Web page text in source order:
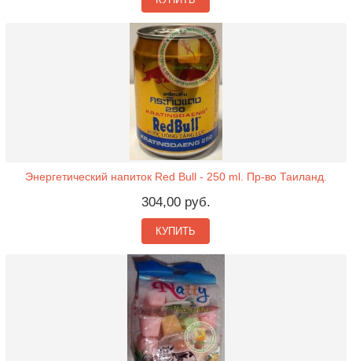
Энергетический напиток Red Bull - 250 ml. Пр-во Таиланд.
304,00 руб.
КУПИТЬ